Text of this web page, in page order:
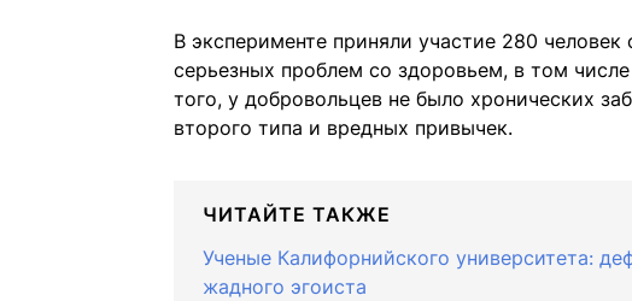
В эксперименте приняли участие 280
серьезных проблем со здоровьем, в том
того, у добровольцев не было хронических
второго типа и вредных привычек.
ЧИТАЙТЕ ТАКЖЕ
Ученые Калифорнийского университета:
жадного эгоиста